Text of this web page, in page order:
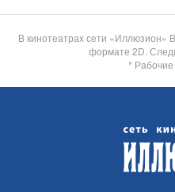
В кинотеатрах сети
формате 2D.
*